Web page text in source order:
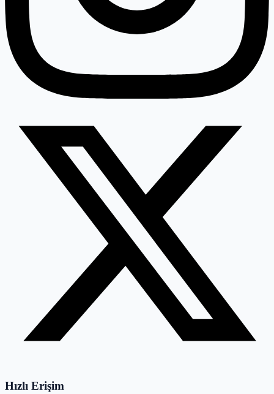
Hızlı Erişim